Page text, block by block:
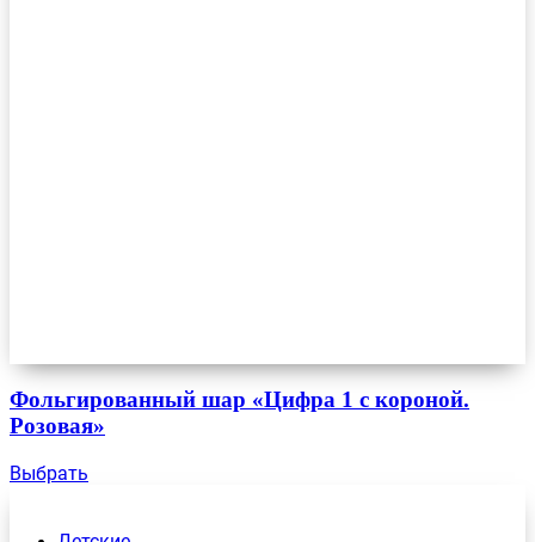
Фольгированный шар «Цифра 1 с короной.
Розовая»
Выбрать